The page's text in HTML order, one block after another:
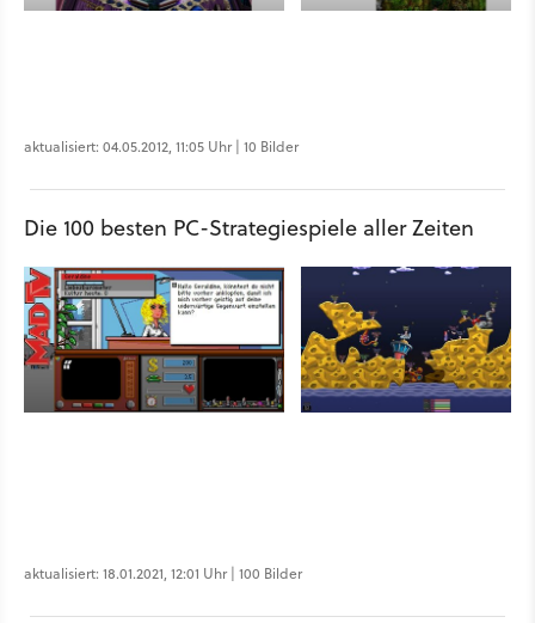
aktualisiert: 04.05.2012, 11:05 Uhr | 10 Bilder
Die 100 besten PC-Strategiespiele aller Zeiten
aktualisiert: 18.01.2021, 12:01 Uhr | 100 Bilder